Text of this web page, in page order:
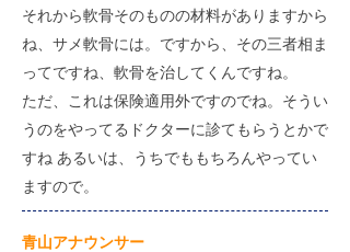
それから軟骨そのものの材料がありますから
ね、サメ軟骨には。ですから、その三者相ま
ってですね、軟骨を治してくんですね。
ただ、これは保険適用外ですのでね。そうい
うのをやってるドクターに診てもらうとかで
すね あるいは、うちでももちろんやってい
ますので。
​青山アナウンサー